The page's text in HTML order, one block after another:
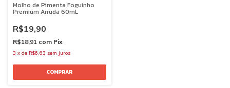
Molho de Pimenta Foguinho
Premium Arruda 60mL
R$19,90
R$18,91 com Pix
3 x de R$6,63 sem juros